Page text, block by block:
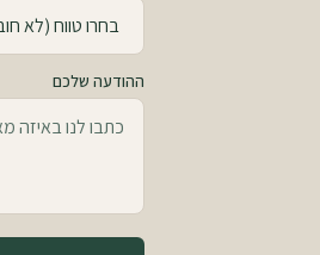
ההודעה שלכם